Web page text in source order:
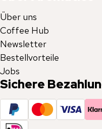
Über uns
Coffee Hub
Newsletter
Bestellvorteile
Jobs
Sichere